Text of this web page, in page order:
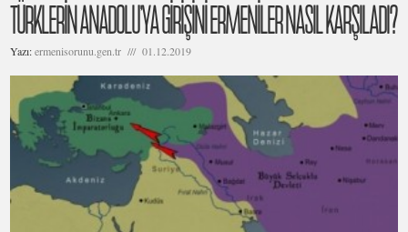
TÜRKLERİN ANADOLU’YA GİRİŞİNİ ERMENİLER NASIL KARŞILADI?
Yazı:ermenisorunu.gen.tr /// 01.12.2019